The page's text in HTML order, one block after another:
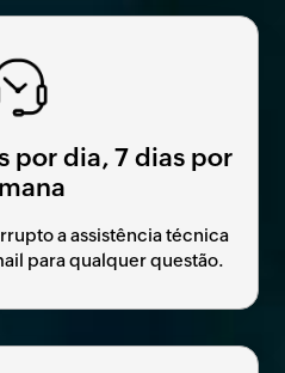
por dia, 7 dias por
a assistência técnica
para qualquer questão.